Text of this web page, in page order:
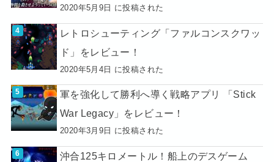
2020年5月9日 に投稿された
レトロシューティング「ファルコンスクワッ
ド」をレビュー！
2020年5月4日 に投稿された
軍を強化して勝利へ導く戦略アプリ 「Stick
War Legacy」をレビュー！
2020年3月9日 に投稿された
沖合125キロメートル！船上のデスゲーム